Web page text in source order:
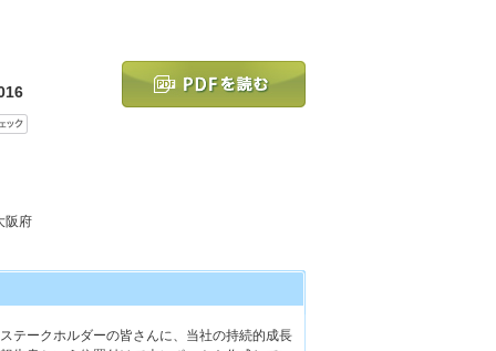
阪府
テークホルダーの皆さんに、当社の持続的成長